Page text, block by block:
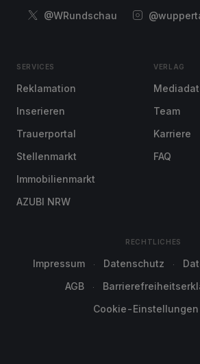
@WRundschau
SERVICES
Reklamation
Inserieren
Trauerportal
Stellenmarkt
Immobilienmarkt
AZUBI NRW
VERLAG
Team
Karriere
FAQ
RECHTLICHES
Impressum Datenschutz
AGB
Cookie-Einstellungen